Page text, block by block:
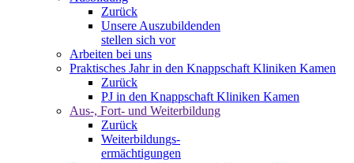
Zurück
Unsere Auszubildenden
stellen sich vor
Arbeiten bei uns
Praktisches Jahr in den Knappschaft Kliniken Kamen
Zurück
PJ in den Knappschaft Kliniken Kamen
Aus-, Fort- und Weiterbildung
Zurück
Weiterbildungs-
ermächtigungen